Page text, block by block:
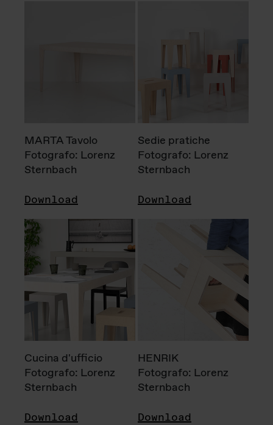
MARTA Tavolo
Fotografo: Lorenz
Sternbach
Download
Sedie pratiche
Fotografo: Lorenz
Sternbach
Download
Cucina d'ufficio
Fotografo: Lorenz
Sternbach
Download
HENRIK
Fotografo: Lorenz
Sternbach
Download